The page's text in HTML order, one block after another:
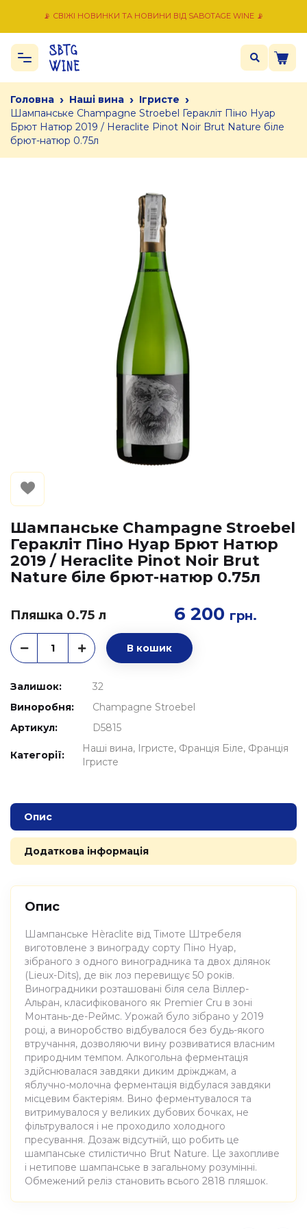
📡 СВІЖІ НОВИНКИ ТА НОВИНИ ВІД SABOTAGE WINE 📡
Головна › Наші вина › Ігристе ›
Шампанське Champagne Stroebel Геракліт Піно Нуар
Брют Натюр 2019 / Heraclite Pinot Noir Brut Nature біле
брют-натюр 0.75л
Шампанське Champagne Stroebel
Геракліт Піно Нуар Брют Натюр
2019 / Heraclite Pinot Noir Brut
Nature біле брют-натюр 0.75л
Пляшка 0.75 л 6 200 грн.
В кошик
Залишок:
32
Виноробня:
Champagne Stroebel
Артикул:
D5815
Категорії:
Наші вина Ігристе Франція Біле Франція
Ігристе
Опис
Додаткова інформація
Опис
Шампанське Hèraclite від Тімоте Штребеля
виготовлене з винограду сорту Піно Нуар,
зібраного з одного виноградника та двох ділянок
(Lieux-Dits), де вік лоз перевищує 50 років.
Виноградники розташовані біля села Віллер-
Альран, класифікованого як Premier Cru в зоні
Монтань-де-Реймс. Урожай було зібрано у 2019
році, а виноробство відбувалося без будь-якого
втручання, дозволяючи вину розвиватися власним
природним темпом. Алкогольна ферментація
здійснювалася завдяки диким дріжджам, а
яблучно-молочна ферментація відбулася завдяки
місцевим бактеріям. Вино ферментувалося та
витримувалося у великих дубових бочках, не
фільтрувалося і не проходило холодного
пресування. Дозаж відсутній, що робить це
шампанське стилістично Brut Nature. Це захопливе
і нетипове шампанське в загальному розумінні.
Обмежений реліз становить всього 2818 пляшок.